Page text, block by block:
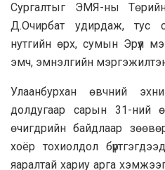
Сургалтыг ЭМЯ-ны
Д.Очирбат удирдаж, тус
нутгийн өрх, сумын Эрүүл
эмч, эмнэлгийн
Улаанбурхан өвчний
долдугаар сарын 31-ний
өчигдрийн байдлаар
хоёр тохиолдол
яаралтай хариу арга